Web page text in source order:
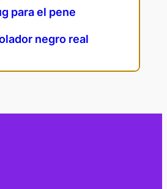
para el pene
negro real